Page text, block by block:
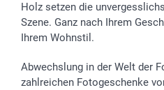
Geschenk-Gutscheine (PDF)
Partnerprogramme
Investor Relations
Widerrufsrecht
Hochzeit
Geburtstag
Zu allen Anlässen
72h Lieferung
Zahlungsmöglichkeiten
Status der Bestellung
smartfriends
Holz setzen die
Szene. Ganz nach Ihrem
Ihrem Wohnstil.
Abwechslung in der Welt der
zahlreichen Fotogeschenke